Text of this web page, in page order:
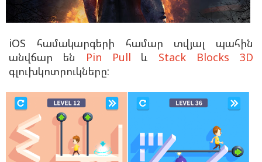
iOS համակարգերի համար տվյալ պահին
անվճար են Pin Pull և Stack Blocks 3D
գլուխկոտրուկները: